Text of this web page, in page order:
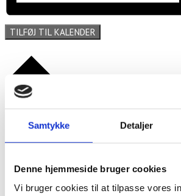
Samtykke Detaljer
Denne hjemmeside bruger cookies
Vi bruger cookies til at tilpasse vores
TILFØJ TIL KALENDER